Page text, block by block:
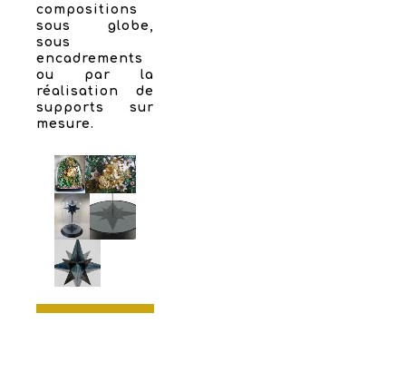
compositions
sous globe,
sous
encadrements
ou par la
réalisation de
supports sur
mesure.